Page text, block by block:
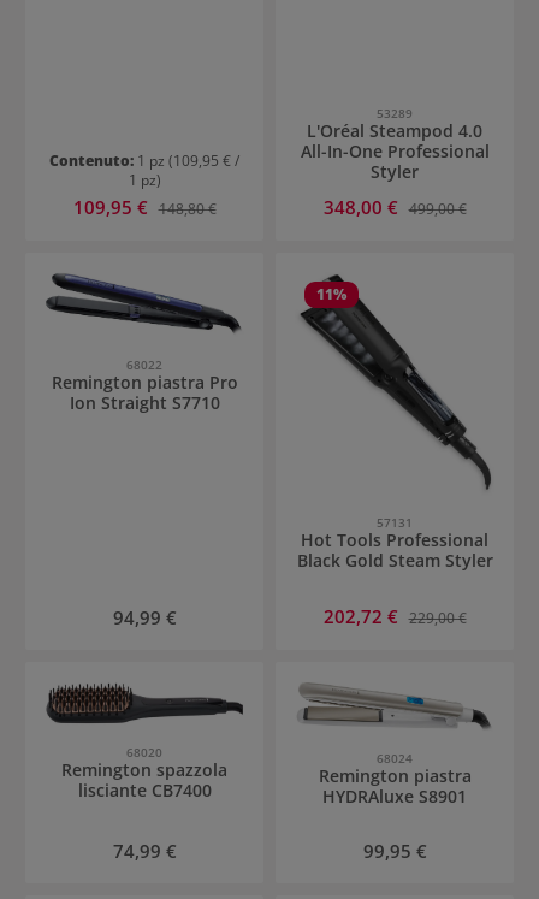
Contenuto: 1 pz (109,95 € /
1 pz)
Prezzo di vendita:
109,95 € Prezzo normale:
148,80 €
53289
L'Oréal Steampod 4.0
All-In-One Professional
Styler
Prezzo di vendita:
348,00 € Prezzo normale:
499,00 €
68022
Remington piastra Pro
Ion Straight S7710
Prezzo normale:
94,99 €
11%
57131
Hot Tools Professional
Black Gold Steam Styler
Prezzo di vendita:
202,72 € Prezzo normale:
229,00 €
68020
Remington spazzola
lisciante CB7400
Prezzo normale:
74,99 €
68024
Remington piastra
HYDRAluxe S8901
Prezzo normale:
99,95 €